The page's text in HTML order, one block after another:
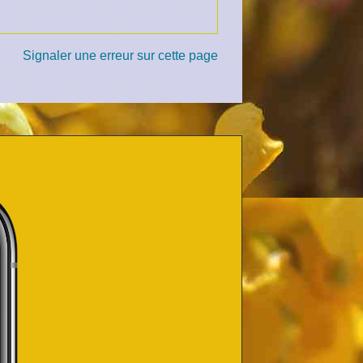
Signaler une erreur sur cette page